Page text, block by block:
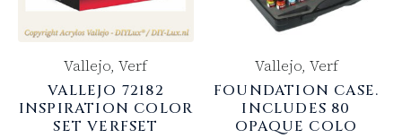
Vallejo, Verf
VALLEJO 72182
INSPIRATION COLOR
SET VERFSET
Vallejo, Verf
FOUNDATION CASE.
INCLUDES 80
OPAQUE COLO